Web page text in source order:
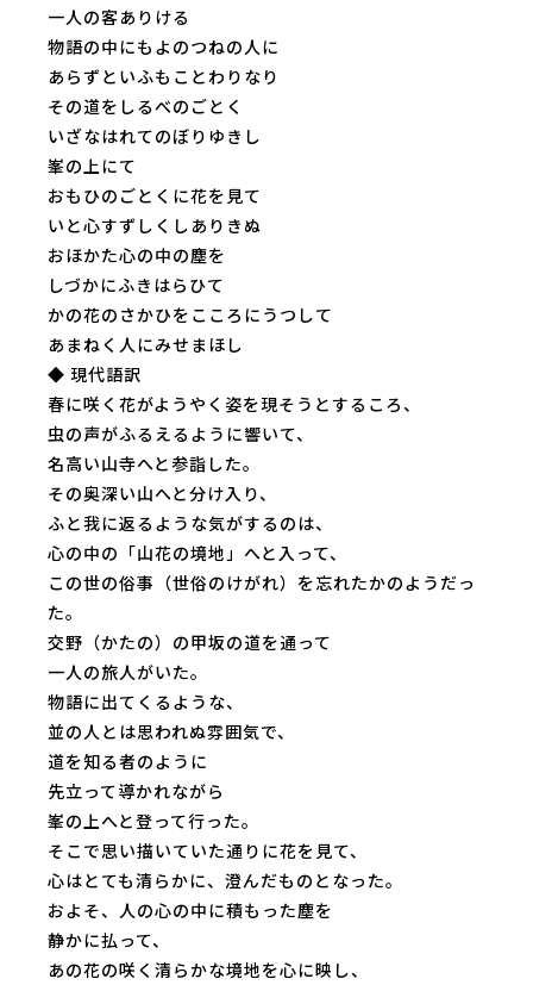
一人の客ありける
物語の中にもよのつねの人に
あらずといふもことわりなり
その道をしるべのごとく
いざなはれてのぼりゆきし
峯の上にて
おもひのごとくに花を見て
いと心すずしくしありきぬ
おほかた心の中の塵を
しづかにふきはらひて
かの花のさかひをこころにうつして
あまねく人にみせまほし
◆ 現代語訳
春に咲く花がようやく姿を現そうとするころ、
虫の声がふるえるように響いて、
名高い山寺へと参詣した。
その奥深い山へと分け入り、
ふと我に返るような気がするのは、
心の中の「山花の境地」へと入って、
この世の俗事（世俗のけがれ）を忘れたかのようだっ
た。
交野（かたの）の甲坂の道を通って
一人の旅人がいた。
物語に出てくるような、
並の人とは思われぬ雰囲気で、
道を知る者のように
先立って導かれながら
峯の上へと登って行った。
そこで思い描いていた通りに花を見て、
心はとても清らかに、澄んだものとなった。
およそ、人の心の中に積もった塵を
静かに払って、
あの花の咲く清らかな境地を心に映し、